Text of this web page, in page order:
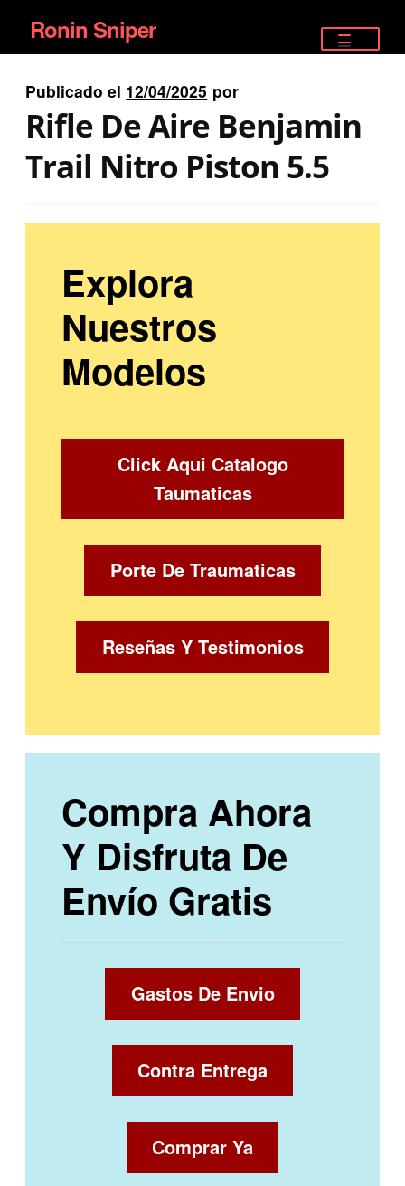
Ir
a
la
navegación
Ir
al
contenido
Ronin Sniper
EQUIPAMIENTO ÉLITE
PISTOLAS
Publicado el 12/04/2025 por
Rifle De Aire Benjamin
Trail Nitro Piston 5.5
Explora
Nuestros
Modelos
Click Aqui Catalogo
Taumaticas
Porte De Traumaticas
Reseñas Y Testimonios
Compra Ahora
Y Disfruta De
Envío Gratis
Gastos De Envio
Contra Entrega
Comprar Ya